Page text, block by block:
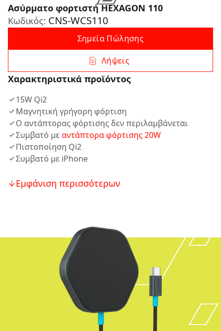
Ασύρματο φορτιστή HEXAGON 110
Κωδικός: CNS-WCS110
Σημεία Πώλησης
Λήψεις
Χαρακτηριστικά προϊόντος
15W Qi2
Μαγνητική γρήγορη φόρτιση
Ο αντάπτορας φόρτισης δεν περιλαμβάνεται
Συμβατό με αντάπτορα φόρτισης 20W
Πιστοποίηση Qi2
Συμβατό με iPhone
Εμφάνιση περισσότερων